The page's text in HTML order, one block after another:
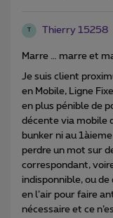
Thierry 15258
Marre … marre et
Je suis client
en Mobile, Ligne
en plus pénible de
décente via mobile
bunker ni au
perdre un mot sur
correspondant,
indisponnible, ou
en l’air pour faire
nécessaire et ce